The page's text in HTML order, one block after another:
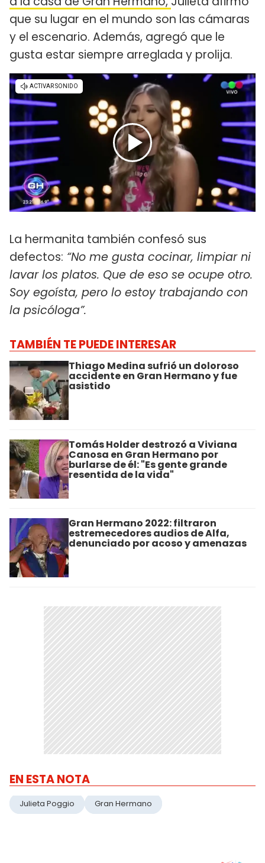
que su lugar en el mundo son las cámaras
y el escenario. Además, agregó que le
gusta estar siempre arreglada y prolija.
La hermanita también confesó sus
defectos: “No me gusta cocinar, limpiar ni
lavar los platos. Que de eso se ocupe otro.
Soy egoísta, pero lo estoy trabajando con
la psicóloga”.
TAMBIÉN TE PUEDE INTERESAR
Thiago Medina sufrió un doloroso
accidente en Gran Hermano y fue
asistido
Tomás Holder destrozó a Viviana
Canosa en Gran Hermano por
burlarse de él: "Es gente grande
resentida de la vida"
Gran Hermano 2022: filtraron
estremecedores audios de Alfa,
denunciado por acoso y amenazas
EN ESTA NOTA
Julieta Poggio Gran Hermano